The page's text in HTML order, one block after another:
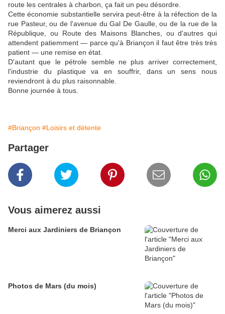
route les centrales à charbon, ça fait un peu désordre.
Cette économie substantielle servira peut-être à la réfection de la
rue Pasteur, ou de l'avenue du Gal De Gaulle, ou de la rue de la
République, ou Route des Maisons Blanches, ou d'autres qui
attendent patiemment — parce qu'à Briançon il faut être très très
patient — une remise en état.
D'autant que le pétrole semble ne plus arriver correctement,
l'industrie du plastique va en souffrir, dans un sens nous
reviendront à du plus raisonnable.
Bonne journée à tous.
#Briançon #Loisirs et détente
Partager
Vous aimerez aussi
Merci aux Jardiniers de Briançon
Photos de Mars (du mois)